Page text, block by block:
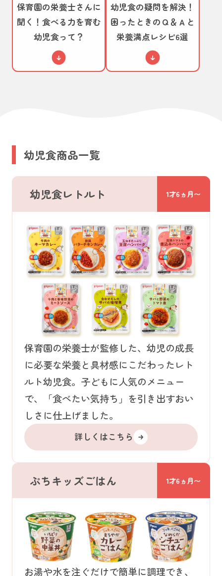
保育園の栄養士さんに
聞く！食べる力を育む
幼児食って？
幼児食の疑問を解決！
困ったときのＱ＆Ａと
栄養満点レシピ6選
幼児食商品一覧
幼児食レトルト 1才6ヵ月〜
保育園の栄養士が監修した、幼児の成長
に必要な栄養と具材感にこだわったレト
ルト幼児食。子どもに人気のメニュー
で、「食べたい気持ち」を引き出すおい
しさに仕上げました。
詳しくはこちら
ぷちキッズごはん 1才6ヵ月〜
お湯や水を注ぐだけで簡単に調理でき、